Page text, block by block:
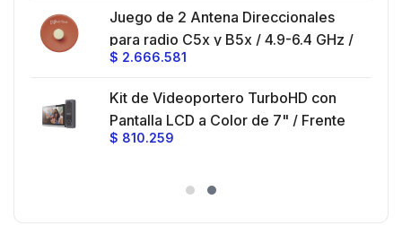
Juego de 2 Antena Direccionales
para radio C5x y B5x / 4.9-6.4 GHz /
Ganancia 27 dBi / Montaje incluido.
$ 2.666.581
Kit de Videoportero TurboHD con
Pantalla LCD a Color de 7" / Frente
de Calle para Exterior de
)130° de Visión (Gran Angular)
$ 810.259